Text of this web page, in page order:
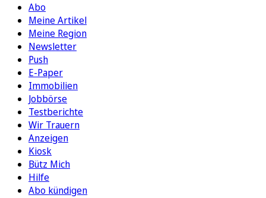
Abo
Meine Artikel
Meine Region
Newsletter
Push
E-Paper
Immobilien
Jobbörse
Testberichte
Wir Trauern
Anzeigen
Kiosk
Bütz Mich
Hilfe
Abo kündigen